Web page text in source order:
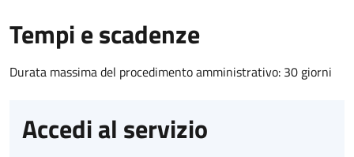
Tempi e scadenze
Durata massima del procedimento amministrativo: 30 giorni
Accedi al servizio